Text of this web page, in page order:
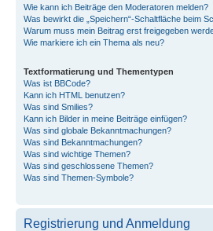
Wie kann ich Beiträge den Moderatoren melden?
Was bewirkt die „Speichern“-Schaltfläche beim
Warum muss mein Beitrag erst freigegeben
Wie markiere ich ein Thema als neu?
Textformatierung und Thementypen
Was ist BBCode?
Kann ich HTML benutzen?
Was sind Smilies?
Kann ich Bilder in meine Beiträge einfügen?
Was sind globale Bekanntmachungen?
Was sind Bekanntmachungen?
Was sind wichtige Themen?
Was sind geschlossene Themen?
Was sind Themen-Symbole?
Registrierung und Anmeldung